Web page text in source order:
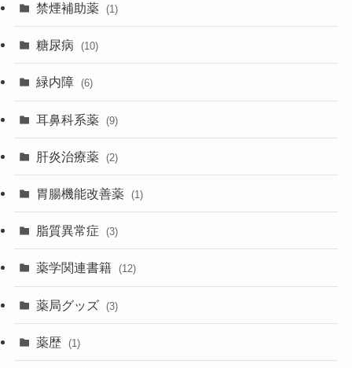
禁煙補助薬 (1)
糖尿病 (10)
緑内障 (6)
耳鼻科系薬 (9)
肝炎治療薬 (2)
胃腸機能改善薬 (1)
脂質異常症 (3)
薬学関連書籍 (12)
薬局グッズ (3)
薬歴 (1)